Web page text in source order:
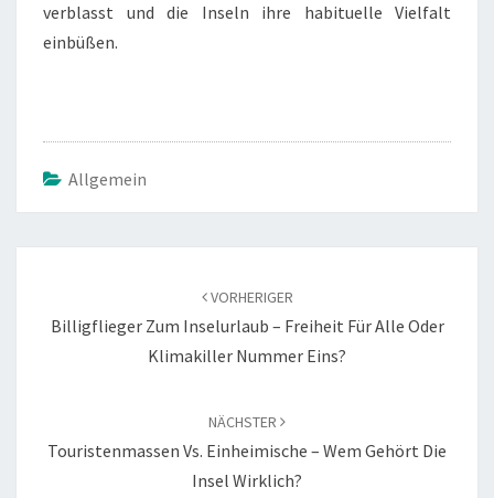
verblasst und die Inseln ihre habituelle Vielfalt
einbüßen.
Allgemein
VORHERIGER
Billigflieger Zum Inselurlaub – Freiheit Für Alle Oder
Klimakiller Nummer Eins?
NÄCHSTER
Touristenmassen Vs. Einheimische – Wem Gehört Die
Insel Wirklich?